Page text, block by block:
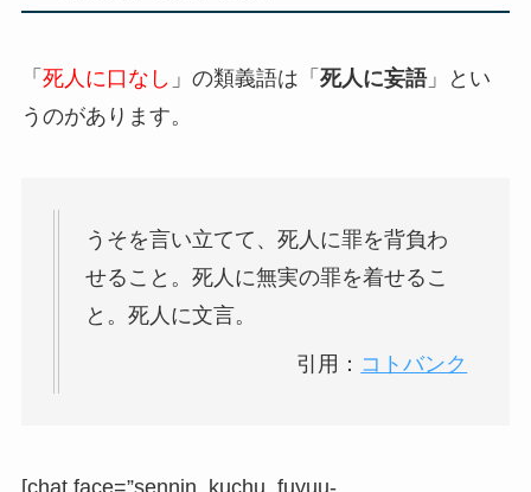
「 死人に口なし 」の類義語は「 死人に妄語」とい
うのがあります。
うそを言い立てて、死人に罪を背負わ
せること。死人に無実の罪を着せるこ
と。死人に文言。
引用： コトバンク
[chat face=”sennin_kuchu_fuyuu-